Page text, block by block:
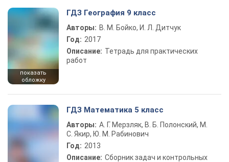
показать
обложку
ГДЗ География 9 класс
Авторы: В. М. Бойко, И. Л. Дитчук
Год: 2017
Описание: Тетрадь для практических
работ
ГДЗ Математика 5 класс
Авторы: А. Г. Мерзляк, В. Б. Полонский, М.
С. Якир, Ю. М. Рабинович
Год: 2013
Описание: Сборник задач и контрольных